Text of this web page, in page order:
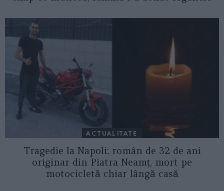
ACTUALITATE
Tragedie la Napoli: român de 32 de ani
originar din Piatra Neamț, mort pe
motocicletă chiar lângă casă